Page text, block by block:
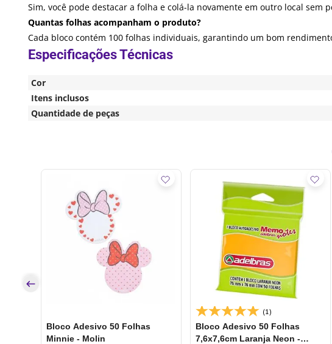
Sim, você pode destacar a folha e colá-la novamente em outro local
Quantas folhas acompanham o produto?
Cada bloco contém 100 folhas individuais, garantindo um bom
Cor
Itens inclusos
Quantidade de peças
Bloco Adesivo 50 Folhas
Minnie - Molin
(1)
Bloco Adesivo 50 Folhas
7,6x7,6cm Laranja Neon -